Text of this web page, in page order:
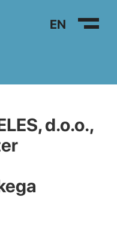
EN
d.o.o.,